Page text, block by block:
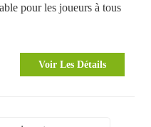
pour les joueurs à tous
Voir Les Détails